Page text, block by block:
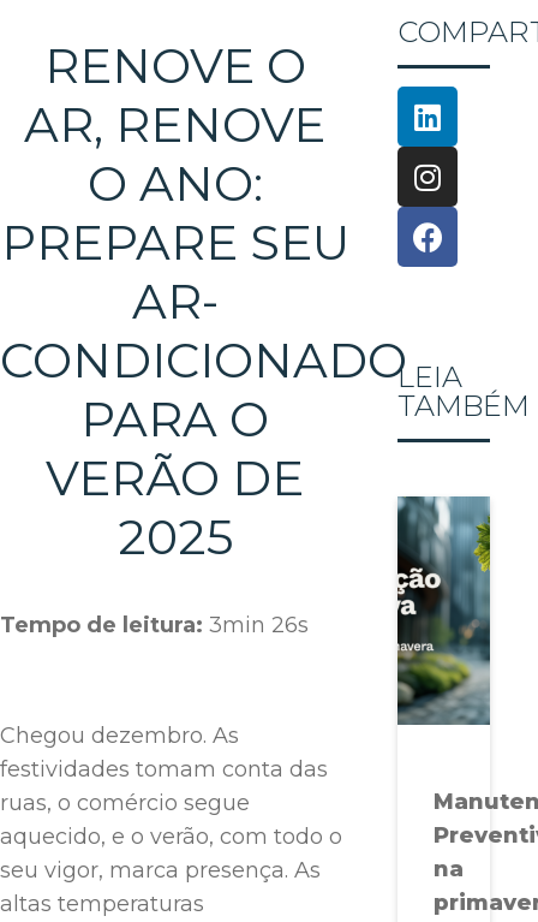
RENOVE O
AR, RENOVE
O ANO:
PREPARE SEU
AR-
CONDICIONADO
PARA O
VERÃO DE
2025
Tempo de leitura: 3min 26s
Chegou dezembro. As
festividades tomam conta das
ruas, o comércio segue
aquecido, e o verão, com todo o
seu vigor, marca presença. As
altas temperaturas
LEIA
TAMBÉM
na